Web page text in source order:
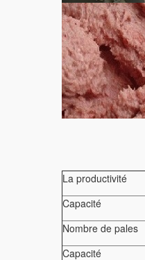
La productivité
Capacité
Nombre de pales
Capacité